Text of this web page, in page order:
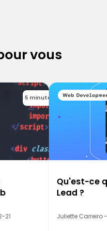
vous
5 minutes
21
Qu'est-ce
Lead ?
Juliette Carreiro